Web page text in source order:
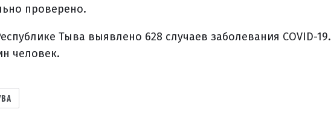
проверено.
Тыва выявлено 628 случаев заболевания COVID-19.
человек.